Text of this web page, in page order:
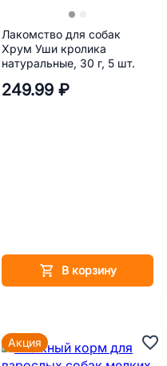
Лакомство для собак
Хрум Уши кролика
натуральные, 30 г, 5 шт.
249.99 ₽
В корзину
Акция